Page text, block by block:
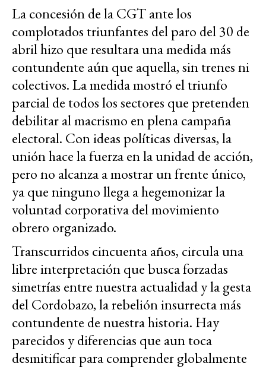
La concesión de la CGT ante los
complotados triunfantes del paro del 30 de
abril hizo que resultara una medida más
contundente aún que aquella, sin trenes ni
colectivos. La medida mostró el triunfo
parcial de todos los sectores que pretenden
debilitar al macrismo en plena campaña
electoral. Con ideas políticas diversas, la
unión hace la fuerza en la unidad de acción,
pero no alcanza a mostrar un frente único,
ya que ninguno llega a hegemonizar la
voluntad corporativa del movimiento
obrero organizado.
Transcurridos cincuenta años, circula una
libre interpretación que busca forzadas
simetrías entre nuestra actualidad y la gesta
del Cordobazo, la rebelión insurrecta más
contundente de nuestra historia. Hay
parecidos y diferencias que aun toca
desmitificar para comprender globalmente